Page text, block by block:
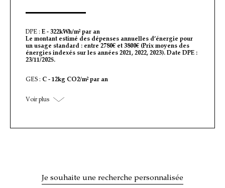
DPE : E - 322kWh/m² par an
Le montant estimé des dépenses annuelles d’énergie pour
un usage standard : entre 2780€ et 3800€ (Prix moyens des
énergies indexés sur les années 2021, 2022, 2023). Date DPE :
23/11/2025.
GES : C - 12kg CO2/m² par an
Voir plus
Je souhaite une recherche personnalisée